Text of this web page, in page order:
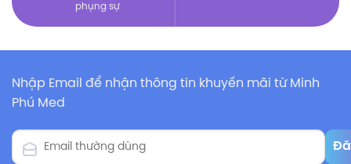
phụng sự
Nhập Email để nhận thông tin khuyến mãi từ Minh
Phú Med